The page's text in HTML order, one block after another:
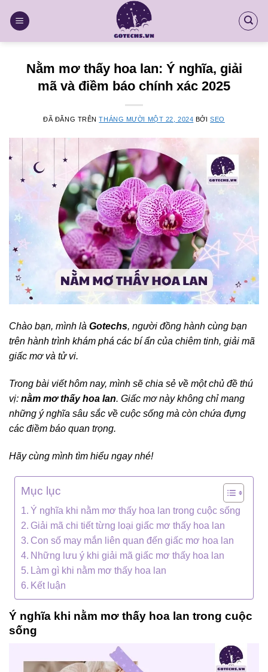
đến
Nằm mơ thấy hoa lan: Ý nghĩa, giải
mã và điềm báo chính xác 2025
ĐÃ ĐĂNG TRÊNTHÁNG MƯỜI MỘT 22, 2024 BỞISEO
Chào bạn, mình là Gotechs, người đồng hành cùng bạn
trên hành trình khám phá các bí ẩn của chiêm tinh, giải mã
giấc mơ và tử vi.
Trong bài viết hôm nay, mình sẽ chia sẻ về một chủ đề thú
vị: nằm mơ thấy hoa lan. Giấc mơ này không chỉ mang
những ý nghĩa sâu sắc về cuộc sống mà còn chứa đựng
các điềm báo quan trọng.
Hãy cùng mình tìm hiểu ngay nhé!
Mục lục
Ý nghĩa khi nằm mơ thấy hoa lan trong cuộc sống
Giải mã chi tiết từng loại giấc mơ thấy hoa lan
Con số may mắn liên quan đến giấc mơ hoa lan
Những lưu ý khi giải mã giấc mơ thấy hoa lan
Làm gì khi nằm mơ thấy hoa lan
Kết luận
Ý nghĩa khi nằm mơ thấy hoa lan trong cuộc
sống